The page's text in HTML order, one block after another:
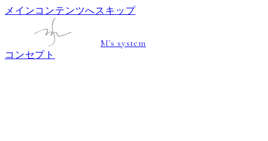
メインコンテンツへスキップ
M's system
コンセプト